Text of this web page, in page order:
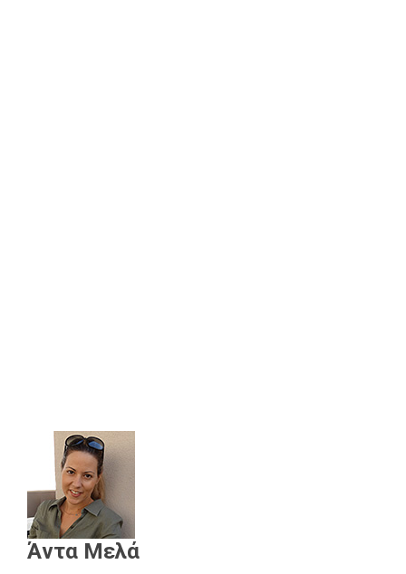
Άντα Μελά